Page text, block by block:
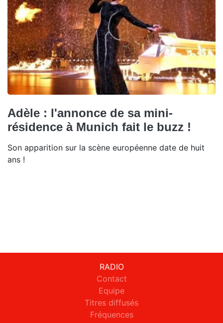
Adèle : l'annonce de sa mini-
résidence à Munich fait le buzz !
Son apparition sur la scène européenne date de huit
ans !
RADIO
Contact
Equipe
Titres diffusés
Fréquences